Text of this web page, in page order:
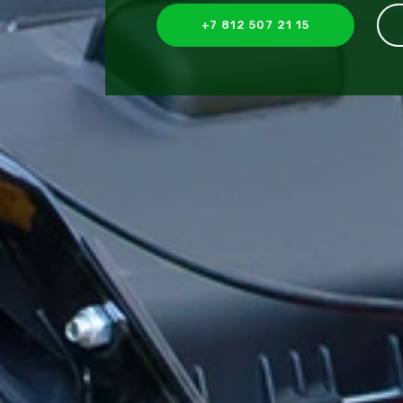
+7 812 507 21 15